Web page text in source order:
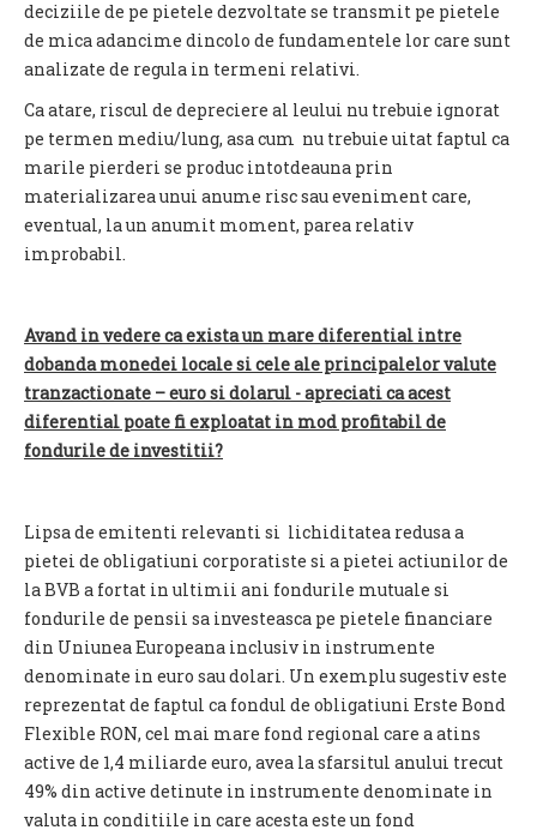
deciziile de pe pietele dezvoltate se transmit pe pietele
de mica adancime dincolo de fundamentele lor care sunt
analizate de regula in termeni relativi.
Ca atare, riscul de depreciere al leului nu trebuie ignorat
pe termen mediu/lung, asa cum nu trebuie uitat faptul ca
marile pierderi se produc intotdeauna prin
materializarea unui anume risc sau eveniment care,
eventual, la un anumit moment, parea relativ
improbabil.
Avand in vedere ca exista un mare diferential intre
dobanda monedei locale si cele ale principalelor valute
tranzactionate – euro si dolarul - apreciati ca acest
diferential poate fi exploatat in mod profitabil de
fondurile de investitii?
Lipsa de emitenti relevanti si lichiditatea redusa a
pietei de obligatiuni corporatiste si a pietei actiunilor de
la BVB a fortat in ultimii ani fondurile mutuale si
fondurile de pensii sa investeasca pe pietele financiare
din Uniunea Europeana inclusiv in instrumente
denominate in euro sau dolari. Un exemplu sugestiv este
reprezentat de faptul ca fondul de obligatiuni Erste Bond
Flexible RON, cel mai mare fond regional care a atins
active de 1,4 miliarde euro, avea la sfarsitul anului trecut
49% din active detinute in instrumente denominate in
valuta in conditiile in care acesta este un fond